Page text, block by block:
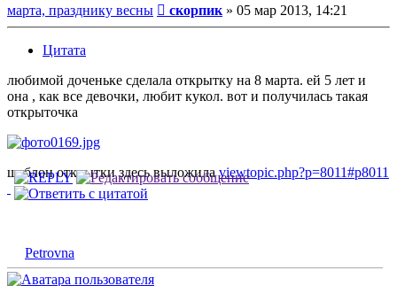
марта, празднику весны Сообщение
скорпик » 05 мар 2013, 14:21
Цитата
любимой доченьке сделала открытку на 8 марта. ей 5 лет и
она , как все девочки, любит кукол. вот и получилась такая
открыточка
шаблон открытки здесь выложилаviewtopic.php?p=8011#p8011
Petrovna